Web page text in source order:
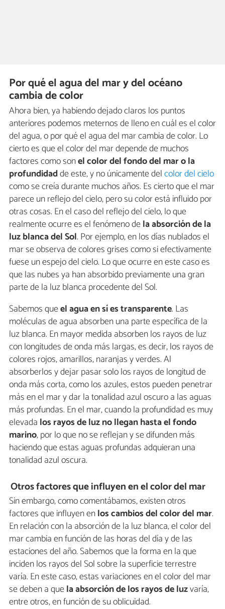
Por qué el agua del mar y del océano
cambia de color
Ahora bien, ya habiendo dejado claros los puntos
anteriores podemos meternos de lleno en cuál es el color
del agua, o por qué el agua del mar cambia de color. Lo
cierto es que el color del mar depende de muchos
factores como sonel color del fondo del mar o la
profundidadde este, y no únicamente delcolor del cielo
como se creía durante muchos años. Es cierto que el mar
parece un reflejo del cielo, pero su color está influido por
otras cosas. En el caso del reflejo del cielo, lo que
realmente ocurre es el fenómeno dela absorción de la
luz blanca del Sol. Por ejemplo, en los días nublados el
mar se observa de colores grises como si efectivamente
fuese un espejo del cielo. Lo que ocurre en este caso es
que las nubes ya han absorbido previamente una gran
parte de la luz blanca procedente del Sol.
Sabemos queel agua en sí es transparente. Las
moléculas de agua absorben una parte específica de la
luz blanca. En mayor medida absorben los rayos de luz
con longitudes de onda más largas, es decir, los rayos de
colores rojos, amarillos, naranjas y verdes. Al
absorberlos y dejar pasar solo los rayos de longitud de
onda más corta, como los azules, estos pueden penetrar
más en el mar y dar la tonalidad azul oscuro a las aguas
más profundas. En el mar, cuando la profundidad es muy
elevada los rayos de luz no llegan hasta el fondo
marino, por lo que no se reflejan y se difunden más
haciendo que estas aguas profundas adquieran una
tonalidad azul oscura.
Otros factores que influyen en el color del mar
Sin embargo, como comentábamos, existen otros
factores que influyen enlos cambios del color del mar.
En relación con la absorción de la luz blanca, el color del
mar cambia en función de las horas del día y de las
estaciones del año. Sabemos que la forma en la que
inciden los rayos del Sol sobre la superficie terrestre
varía. En este caso, estas variaciones en el color del mar
se deben a quela absorción de los rayos de luzvaría,
entre otros, en función de su oblicuidad.